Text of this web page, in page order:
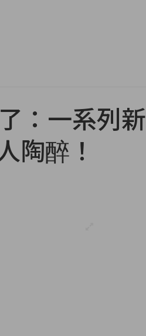
：一系列新
陶醉！